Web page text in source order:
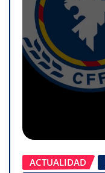
ACTUALIDAD